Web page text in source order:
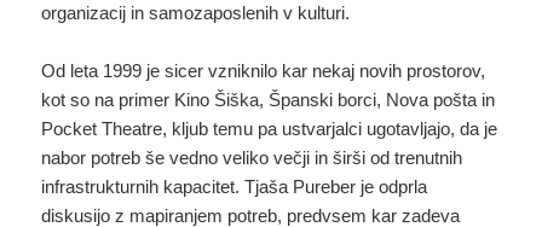
organizacij in samozaposlenih v kulturi.
Od leta 1999 je sicer vzniknilo kar nekaj novih prostorov,
kot so na primer Kino Šiška, Španski borci, Nova pošta in
Pocket Theatre, kljub temu pa ustvarjalci ugotavljajo, da je
nabor potreb še vedno veliko večji in širši od trenutnih
infrastrukturnih kapacitet. Tjaša Pureber je odprla
diskusijo z mapiranjem potreb, predvsem kar zadeva